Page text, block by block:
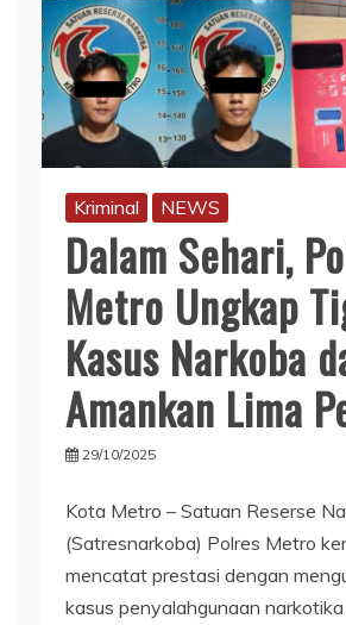
Kriminal NEWS
Dalam Sehari,
Metro Ungkap
Kasus Narkoba
Amankan Lima
29/10/2025
Kota Metro – Satuan Reserse
(Satresnarkoba) Polres Metro
mencatat prestasi dengan
kasus penyalahgunaan